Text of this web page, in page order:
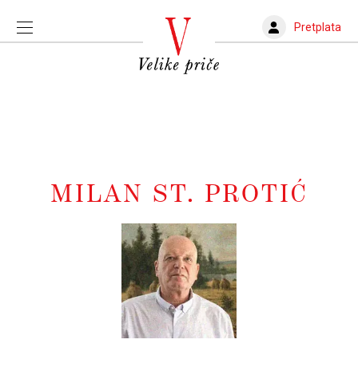
Pretplata
MILAN ST. PROTIĆ